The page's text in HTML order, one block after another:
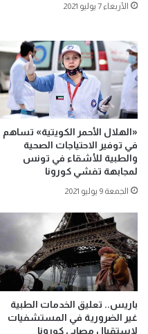
الأربعاء 7 يوليو 2021
«الهلال الأحمر الكويتية» تساهم
في توفير الاحتياجات الصحية
والطبية للأشقاء في تونس
لمجابهة تفشي كورونا
الجمعة 9 يوليو 2021
باريس.. تعليق الخدمات الطبية
غير الضرورية في المستشفيات
لاستقبال مصابي كورونا